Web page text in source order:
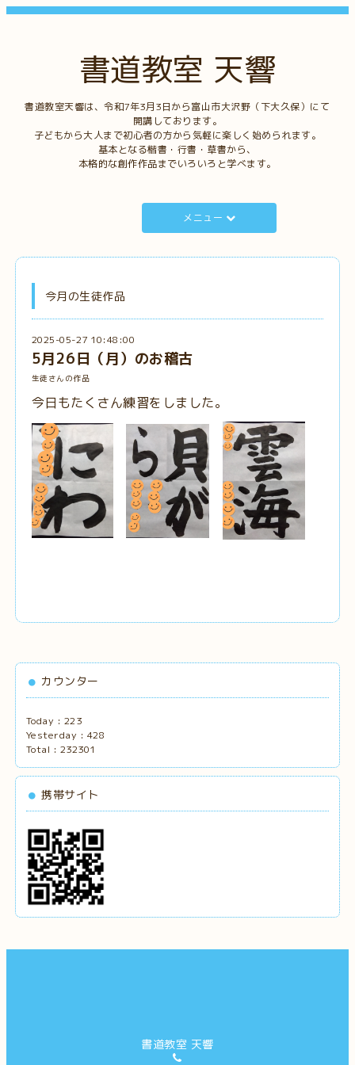
書道教室 天響
書道教室天響は、令和7年3月3日から富山市大沢野（下大久保）にて
開講しております。
子どもから大人まで初心者の方から気軽に楽しく始められます。
基本となる楷書・行書・草書から、
本格的な創作作品までいろいろと学べます。
メニュー
今月の生徒作品
2025-05-27 10:48:00
5月26日（月）のお稽古
生徒さんの作品
今日もたくさん練習をしました。
カウンター
Today : 223
Yesterday : 428
Total : 232301
携帯サイト
書道教室 天響